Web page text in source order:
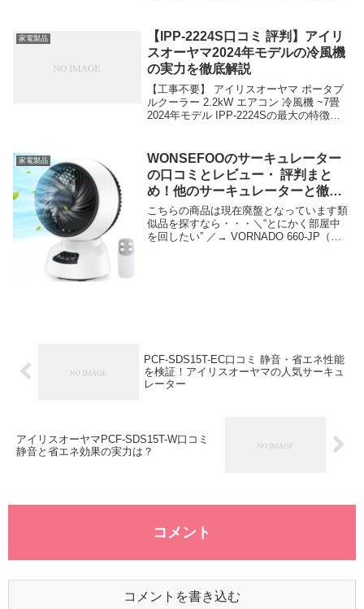
本文で詳細を説明します。 「軽量で持ち
運びが...
家電製品
【IPP-2224S口コミ 評判】アイリ
スオーヤマ2024年モデルの冷風機
の実力を徹底解説
【工事不要】 アイリスオーヤマ ポータブ
ルクーラー 2.2kW エアコン 冷風機 ~7畳
2024年モデル IPP-2224Sの最大の特徴
や一時的に冷房を必要とする場...
家電製品
WONSEFOOのサーキュレーター
の口コミとレビュー・ 評判まと
め！他のサーキュレーターと徹底
比較
こちらの商品は現在廃盤となっています類
似品を探すなら・・・＼“とにかく部屋中
を回したい” ／→ VORNADO 660-JP（首
PCF-SDS15T-EC口コミ 静音・省エネ性能
を検証！アイリスオーヤマの人気サーキュ
レーター
アイリスオーヤマPCF-SDS15T-W口コミ
静音と省エネ効果の実力は？
コメント
コメントを書き込む